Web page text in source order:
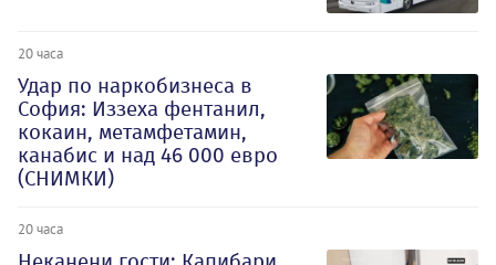
20 часа
Удар по наркобизнеса в
София: Иззеха фентанил,
кокаин, метамфетамин,
канабис и над 46 000 евро
(СНИМКИ)
20 часа